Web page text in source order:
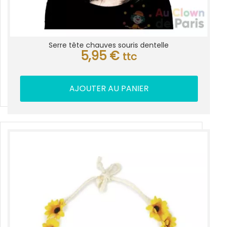
Serre tête chauves souris dentelle
5,95 € ttc
AJOUTER AU PANIER